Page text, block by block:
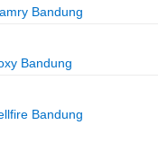
Bandung
Bandung
Bandung